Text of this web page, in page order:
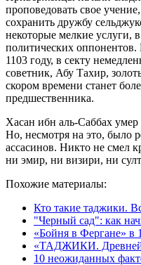
проповедовать свое
сохранить дружбу
некоторые мелкие услуги,
политических
1103 году, в секту
советник, Абу Тахир,
скором времени станет
предшественника.
Хасан ибн аль-Саббах умер
Но, несмотря на это, было
ассасинов. Никто не смел
ни эмир, ни визири, ни
Похожие материалы:
Кто такие таджики.
"Черный сад": как
«Бойня в Фергане» в
«ТАДЖИКИ.
10 неожиданных